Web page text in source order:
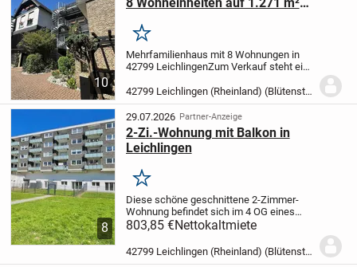
10
Merken
Mehrfamilienhaus mit 8 Wohnungen in
42799 LeichlingenZum Verkauf steht ein
insgesamt 8 Wohneinheiten und einer
Wohnfläche von ca. 596 m² auf einem
1.271 m² großen...
42799 Leichlingen (Rheinland) (Blütenstadt)
8
29.07.2026 Partner-Anzeige
2-Zi.-Wohnung mit Balkon in
Leichlingen
Merken
Diese schöne geschnittene 2-Zimmer-
Wohnung befindet sich im 4 OG eines
modernen Mehrfamilienhauses. Vor
aufwendig saniert. Hierbei wird unter
anderem die gesamte...
803,85 €Nettokaltmiete
42799 Leichlingen (Rheinland) (Blütenstadt)